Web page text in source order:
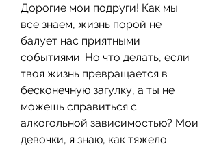
Дорогие мои подруги! Как мы
все знаем, жизнь порой не
балует нас приятными
событиями. Но что делать, если
твоя жизнь превращается в
бесконечную загулку, а ты не
можешь справиться с
алкогольной зависимостью? Мои
девочки, я знаю, как тяжело